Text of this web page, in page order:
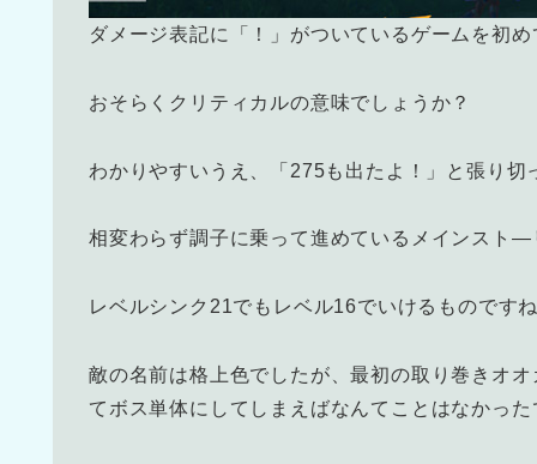
ダメージ表記に「！」がついているゲームを初
おそらくクリティカルの意味でしょうか？
わかりやすいうえ、「275も出たよ！」と張り
相変わらず調子に乗って進めているメインスト
レベルシンク21でもレベル16でいけるものです
敵の名前は格上色でしたが、最初の取り巻きオ
てボス単体にしてしまえばなんてことはなかった